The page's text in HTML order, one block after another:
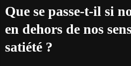
Que se passe-t-il si
en dehors de nos
satiété ?